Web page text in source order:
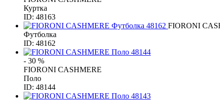
Куртка
ID: 48163
FIORONI
Футболка
ID: 48162
- 30 %
FIORONI CASHMERE
Поло
ID: 48144